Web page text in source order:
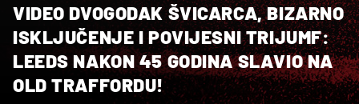
VIDEO DVOGODAK ŠVICARCA, BIZARNO
ISKLJUČENJE I POVIJESNI TRIJUMF:
LEEDS NAKON 45 GODINA SLAVIO NA
OLD TRAFFORDU!